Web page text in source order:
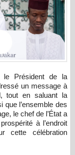
un message à
tout en saluant la
que l’ensemble des
le chef de l’État a
à l’endroit
cette célébration